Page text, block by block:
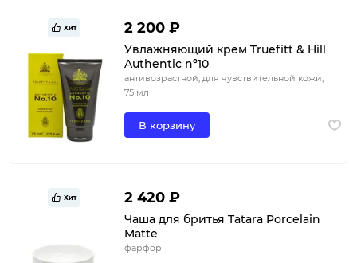
Хит 2 200 ₽
Увлажняющий крем Truefitt & Hill
Authentic nº10
антивозрастной, для чувствительной кожи,
75 мл
В корзину
Хит 2 420 ₽
Чаша для бритья Tatara Porcelain
Matte
фарфор